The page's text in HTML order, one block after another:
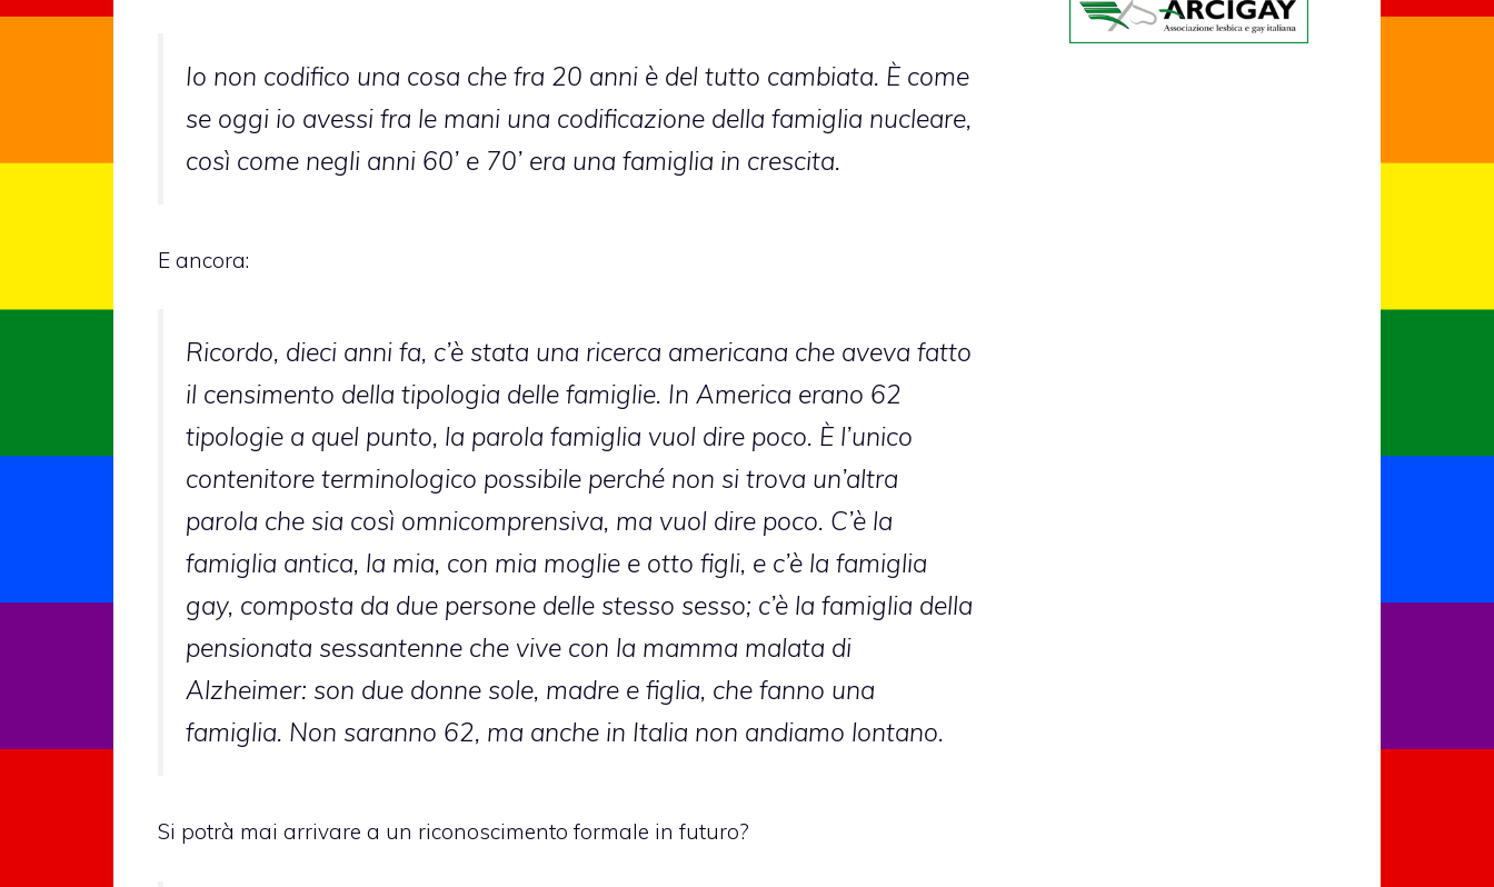
Io non codifico una cosa che fra 20 anni è del tutto cambiata. È come
se oggi io avessi fra le mani una codificazione della famiglia nucleare,
così come negli anni 60’ e 70’ era una famiglia in crescita.
E ancora:
Ricordo, dieci anni fa, c’è stata una ricerca americana che aveva fatto
il censimento della tipologia delle famiglie. In America erano 62
tipologie a quel punto, la parola famiglia vuol dire poco. È l’unico
contenitore terminologico possibile perché non si trova un’altra
parola che sia così omnicomprensiva, ma vuol dire poco. C’è la
famiglia antica, la mia, con mia moglie e otto figli, e c’è la famiglia
gay, composta da due persone delle stesso sesso; c’è la famiglia della
pensionata sessantenne che vive con la mamma malata di
Alzheimer: son due donne sole, madre e figlia, che fanno una
famiglia. Non saranno 62, ma anche in Italia non andiamo lontano.
Si potrà mai arrivare a un riconoscimento formale in futuro?